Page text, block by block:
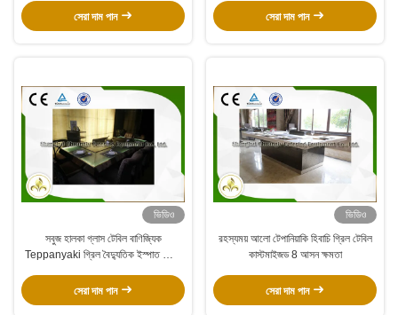
সেরা দাম পান সেরা দাম পান
ভিডিও
সবুজ হালকা গ্লাস টেবিল বাণিজ্যিক
Teppanyaki গ্রিল বৈদ্যুতিক ইস্পাত ফ্রেম
সেরা দাম পান
ভিডিও
রহস্যময় আলো টেপানিয়াকি হিবাচি গ্রিল টেবিল
কাস্টমাইজড 8 আসন ক্ষমতা
সেরা দাম পান